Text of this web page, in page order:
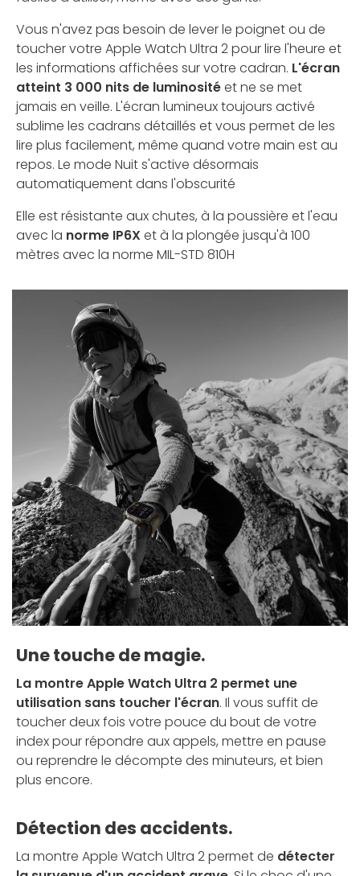
Vous n'avez pas besoin de lever le poignet ou de
toucher votre Apple Watch Ultra 2 pour lire l'heure et
les informations affichées sur votre cadran. L'écran
atteint 3 000 nits de luminositéet ne se met
jamais en veille. L'écran lumineux toujours activé
sublime les cadrans détaillés et vous permet de les
lire plus facilement, même quand votre main est au
repos. Le mode Nuit s'active désormais
automatiquement dans l'obscurité
Elle est résistante aux chutes, à la poussière et l'eau
avec la norme IP6X et à la plongée jusqu'à 100
mètres avec la norme MIL-STD 810H
Une touche de magie.
La montre Apple Watch Ultra 2 permet une
utilisation sans toucher l'écran. Il vous suffit de
toucher deux fois votre pouce du bout de votre
index pour répondre aux appels, mettre en pause
ou reprendre le décompte des minuteurs, et bien
plus encore.
Détection des accidents.
La montre Apple Watch Ultra 2 permet de détecter